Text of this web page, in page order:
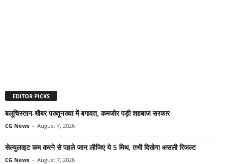
EDITOR PICKS
बलूचिस्तान-खैबर पख्तूनख्वा में बगावत, कमजोर पड़ी शहबाज सरकार
CG News - August 7, 2026
सेल्युलाइट कम करने से पहले जान लीजिए ये 5 मिथ, तभी दिखेगा असली रिजल्ट
CG News - August 7, 2026